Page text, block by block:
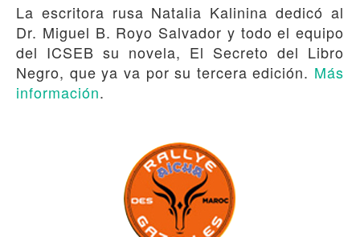
La escritora rusa Natalia Kalinina dedicó al
Dr. Miguel B. Royo Salvador y todo el equipo
del ICSEB su novela, El Secreto del Libro
Negro, que ya va por su tercera edición. Más
información.